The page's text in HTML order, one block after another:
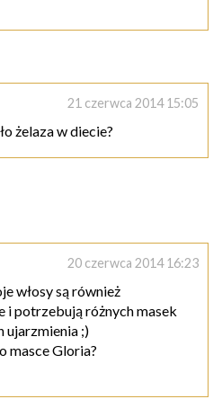
21 czerwca 2014 15:05
żelaza w diecie?
20 czerwca 2014 16:23
włosy są również
potrzebują różnych masek
ujarzmienia ;)
masce Gloria?